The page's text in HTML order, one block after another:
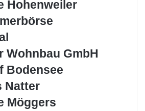
Hohenweiler
Wohnbau GmbH
Bodensee
Natter
Möggers